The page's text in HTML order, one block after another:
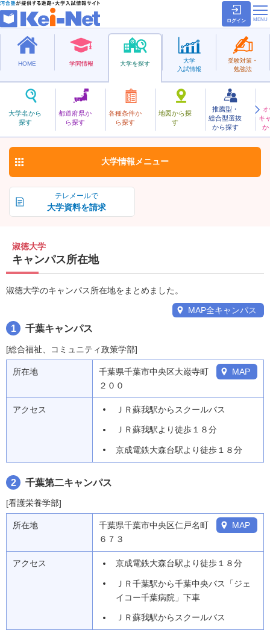
ログイン
HOME 学問情報 大学を探す
大学名から
探す
都道府県か
ら探す
各種条件か
ら探す
地図から探
す
推薦型・
総合型選抜
から探す
キ
か
大学
入試情報
受験対策・
勉強法
私立
しゅくとく
淑徳大学 お気に入り
テレメールで
大学資料を請求
大学情報 メニュー
淑徳大学
キャンパス所在地
淑徳大学のキャンパス所在地をまとめました。
MAP全キャンパス
1 千葉キャンパス
[総合福祉、コミュニティ政策学部]
所在地
千葉県千葉市中央区大巌寺町
２００
MAP
アクセス ＪＲ蘇我駅からスクールバス
ＪＲ蘇我駅より徒歩１８分
京成電鉄大森台駅より徒歩１８分
2 千葉第二キャンパス
[看護栄養学部]
所在地
千葉県千葉市中央区仁戸名町
６７３
MAP
アクセス 京成電鉄大森台駅より徒歩１８分
ＪＲ千葉駅から千葉中央バス「ジェ
イコー千葉病院」下車
ＪＲ蘇我駅からスクールバス